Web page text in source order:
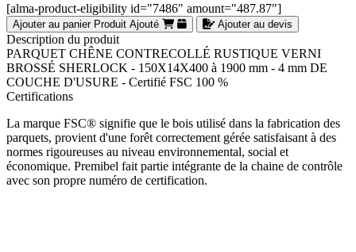
[alma-product-eligibility id="7486" amount="487.87"]
Ajouter au panier Produit Ajouté Ajouter au devis
Description du produit
PARQUET CHÊNE CONTRECOLLÉ RUSTIQUE VERNI
BROSSÉ SHERLOCK - 150X14X400 à 1900 mm - 4 mm DE
COUCHE D'USURE - Certifié FSC 100 %
Certifications
La marque FSC® signifie que le bois utilisé dans la fabrication des
parquets, provient d'une forêt correctement gérée satisfaisant à des
normes rigoureuses au niveau environnemental, social et
économique. Premibel fait partie intégrante de la chaine de contrôle
avec son propre numéro de certification.